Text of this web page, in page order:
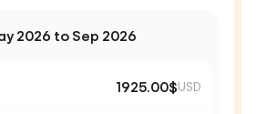
2026 to Sep 2026
1925.00$USD